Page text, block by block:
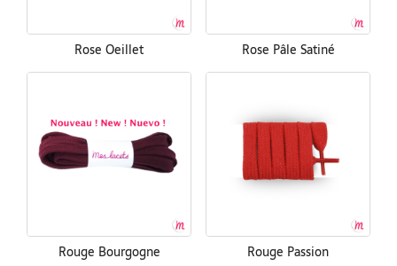
Rose Oeillet Rose Pâle Satiné
Rouge Bourgogne Rouge Passion